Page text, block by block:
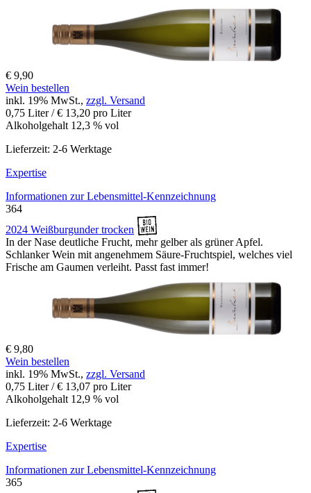
€ 9,90
Wein bestellen
inkl. 19% MwSt., zzgl. Versand
0,75 Liter / € 13,20 pro Liter
Alkoholgehalt 12,3 % vol
Lieferzeit: 2-6 Werktage
Expertise
Informationen zurLebensmittel-Kennzeichnung
364
2024 Weißburgunder trocken
In der Nase deutliche Frucht, mehr gelber als grüner Apfel.
Schlanker Wein mit angenehmem Säure-Fruchtspiel, welches viel
Frische am Gaumen verleiht. Passt fast immer!
€ 9,80
Wein bestellen
inkl. 19% MwSt., zzgl. Versand
0,75 Liter / € 13,07 pro Liter
Alkoholgehalt 12,9 % vol
Lieferzeit: 2-6 Werktage
Expertise
Informationen zurLebensmittel-Kennzeichnung
365